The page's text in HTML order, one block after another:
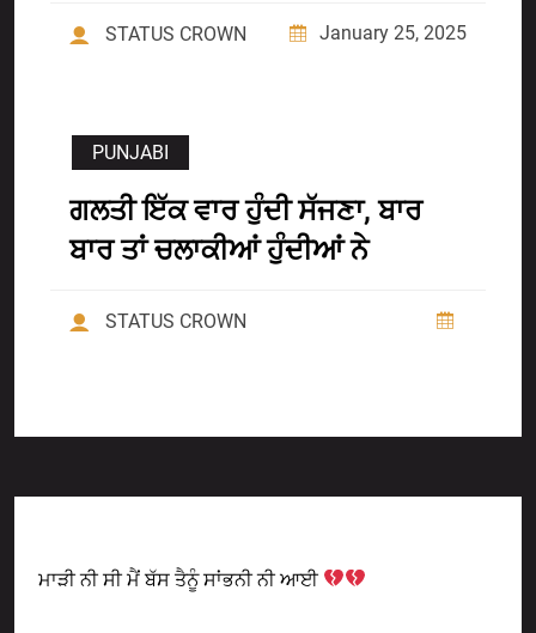
STATUS CROWN January 25, 2025
PUNJABI
ਗਲਤੀ ਇੱਕ ਵਾਰ ਹੁੰਦੀ ਸੱਜਣਾ, ਬਾਰ
ਬਾਰ ਤਾਂ ਚਲਾਕੀਆਂ ਹੁੰਦੀਆਂ ਨੇ
STATUS CROWN
ਮਾੜੀ ਨੀ ਸੀ ਮੈਂ ਬੱਸ ਤੈਨੂੰ ਸਾਂਭਨੀ ਨੀ ਆਈ